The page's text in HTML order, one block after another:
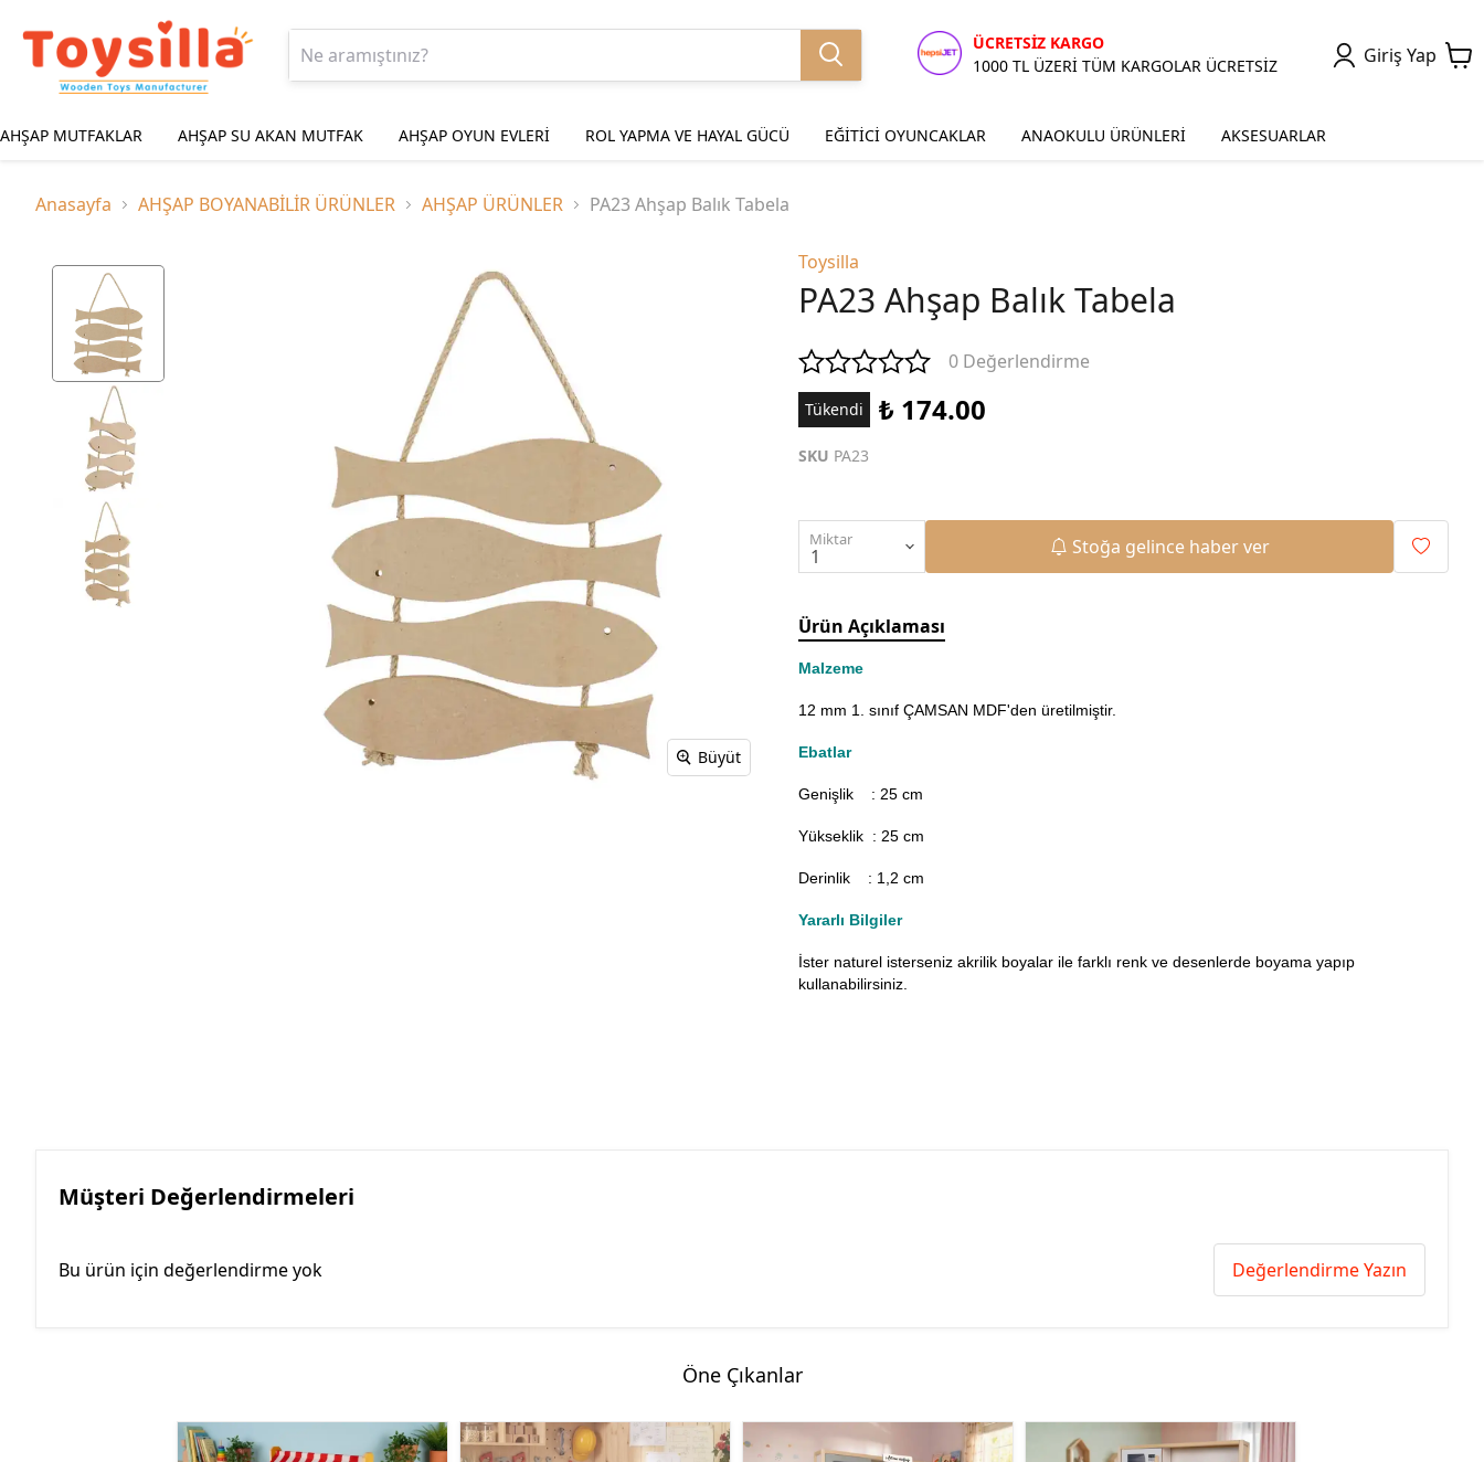
ÜCRETSİZ KARGO
1000 TL ÜZERİ TÜM KARGOLAR ÜCRETSİZ
Giriş Yap
AHŞAP MUTFAKLAR AHŞAP SU AKAN MUTFAK AHŞAP OYUN EVLERİ ROL YAPMA VE HAYAL GÜCÜ EĞİTİCİ OYUNCAKLAR ANAOKULU ÜRÜNLERİ AKSESUARLAR
Anasayfa AHŞAP BOYANABİLİR ÜRÜNLER AHŞAP ÜRÜNLER PA23 Ahşap Balık Tabela
Büyüt
Toysilla
PA23 Ahşap Balık Tabela
0 Değerlendirme
Tükendi ₺ 174.00
SKU PA23
Miktar Stoğa gelince haber ver
Ürün Açıklaması
Malzeme
12 mm 1. sınıf ÇAMSAN MDF'den üretilmiştir.
Ebatlar
Genişlik : 25cm
Yükseklik : 25 cm
Derinlik : 1,2 cm
Yararlı Bilgiler
İster naturel isterseniz akrilik boyalar ile farklı renk ve desenlerde boyama yapıp
kullanabilirsiniz.
Müşteri Değerlendirmeleri
Bu ürün için değerlendirme yok Değerlendirme Yazın
Öne Çıkanlar